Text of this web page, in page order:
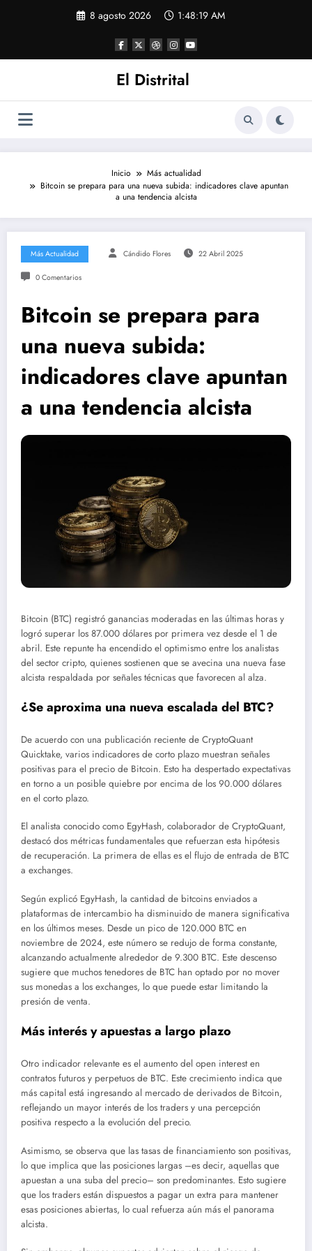
8 agosto 2026 1:48:20 AM
El Distrital
Inicio
Más actualidad
Bitcoin se prepara para una nueva subida: indicadores clave apuntan
a una tendencia alcista
Más Actualidad Cándido Flores 22 Abril 2025
0 Comentarios
Bitcoin se prepara para
una nueva subida:
indicadores clave apuntan
a una tendencia alcista
Bitcoin (BTC) registró ganancias moderadas en las últimas horas y
logró superar los 87.000 dólares por primera vez desde el 1 de
abril. Este repunte ha encendido el optimismo entre los analistas
del sector cripto, quienes sostienen que se avecina una nueva fase
alcista respaldada por señales técnicas que favorecen al alza.
¿Se aproxima una nueva escalada del BTC?
De acuerdo con una publicación reciente de CryptoQuant
Quicktake, varios indicadores de corto plazo muestran señales
positivas para el precio de Bitcoin. Esto ha despertado expectativas
en torno a un posible quiebre por encima de los 90.000 dólares
en el corto plazo.
El analista conocido como EgyHash, colaborador de CryptoQuant,
destacó dos métricas fundamentales que refuerzan esta hipótesis
de recuperación. La primera de ellas es el flujo de entrada de BTC
a exchanges.
Según explicó EgyHash, la cantidad de bitcoins enviados a
plataformas de intercambio ha disminuido de manera significativa
en los últimos meses. Desde un pico de 120.000 BTC en
noviembre de 2024, este número se redujo de forma constante,
alcanzando actualmente alrededor de 9.300 BTC. Este descenso
sugiere que muchos tenedores de BTC han optado por no mover
sus monedas a los exchanges, lo que puede estar limitando la
presión de venta.
Más interés y apuestas a largo plazo
Otro indicador relevante es el aumento del open interest en
contratos futuros y perpetuos de BTC. Este crecimiento indica que
más capital está ingresando al mercado de derivados de Bitcoin,
reflejando un mayor interés de los traders y una percepción
positiva respecto a la evolución del precio.
Asimismo, se observa que las tasas de financiamiento son positivas,
lo que implica que las posiciones largas –es decir, aquellas que
apuestan a una suba del precio– son predominantes. Esto sugiere
que los traders están dispuestos a pagar un extra para mantener
esas posiciones abiertas, lo cual refuerza aún más el panorama
alcista.